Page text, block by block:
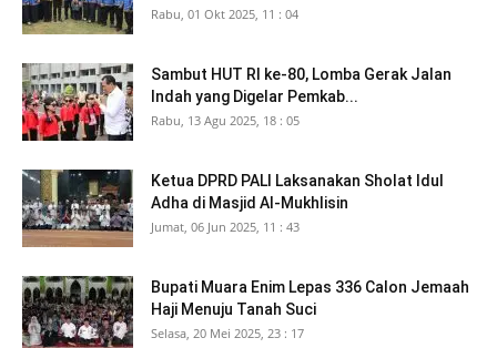
Rabu, 01 Okt 2025, 11 : 04
Sambut HUT RI ke-80, Lomba Gerak Jalan
Indah yang Digelar Pemkab...
Rabu, 13 Agu 2025, 18 : 05
Ketua DPRD PALI Laksanakan Sholat Idul
Adha di Masjid Al-Mukhlisin
Jumat, 06 Jun 2025, 11 : 43
Bupati Muara Enim Lepas 336 Calon Jemaah
Haji Menuju Tanah Suci
Selasa, 20 Mei 2025, 23 : 17